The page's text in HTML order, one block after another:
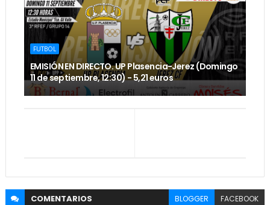
FUTBOL
EMISIÓN EN DIRECTO. UP Plasencia-Jerez (Domingo
11 de septiembre, 12:30) - 5,21 euros
COMENTARIOS BLOGGER FACEBOOK